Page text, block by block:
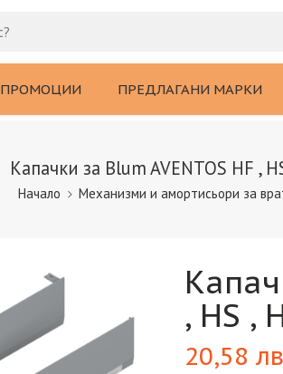
ПРОМОЦИИ ПРЕДЛАГАНИ МАРКИ
Капачки за Blum AVENTOS HF ,
Начало Механизми и амортисьори за
, HS ,
20,58